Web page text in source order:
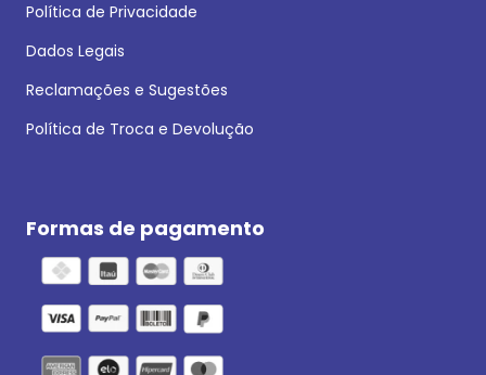
Política de Privacidade
Dados Legais
Reclamações e Sugestões
Política de Troca e Devolução
Formas de pagamento